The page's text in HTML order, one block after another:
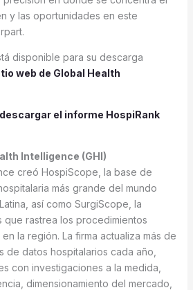
y las oportunidades en este
disponible para su descarga
web de Global Health
el informe HospiRank
Intelligence (GHI)
creó HospiScope, la base de
más grande del mundo
así como SurgiScope, la
que rastrea los procedimientos
la región. La firma actualiza más de
de datos hospitalarios cada año,
con investigaciones a la medida,
dimensionamiento del mercado,